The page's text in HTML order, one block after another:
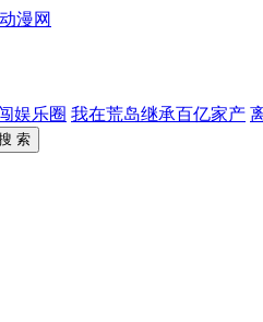
漫网
娱乐圈 我在荒岛继承百亿家产